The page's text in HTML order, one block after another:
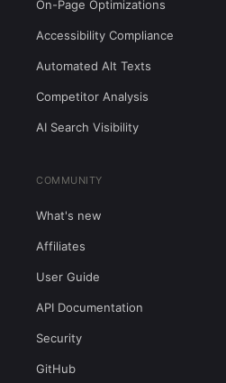
On-Page Optimizations
Accessibility Compliance
Automated Alt Texts
Competitor Analysis
AI Search Visibility
COMMUNITY
What's new
Affiliates
User Guide
API Documentation
Security
GitHub